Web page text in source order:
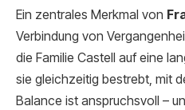
Ein zentrales Merkmal von
Verbindung von
die Familie Castell auf eine
sie gleichzeitig bestrebt, mit
Balance ist anspruchsvoll –